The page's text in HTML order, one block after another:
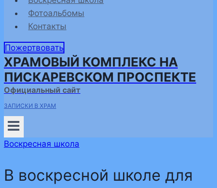
Фотоальбомы
Контакты
Пожертвовать
ХРАМОВЫЙ КОМПЛЕКС НА
ПИСКАРЕВСКОМ ПРОСПЕКТЕ
Официальный сайт
ЗАПИСКИ В ХРАМ
Воскресная школа
В воскресной школе для